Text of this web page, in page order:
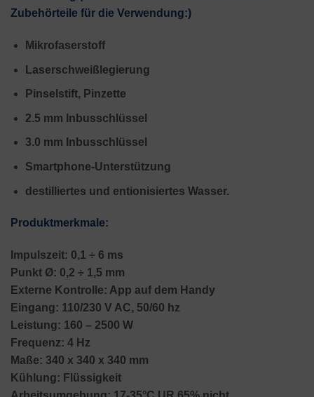
Zubehörteile für die Verwendung:)
Mikrofaserstoff
Laserschweißlegierung
Pinselstift, Pinzette
2.5 mm Inbusschlüssel
3.0 mm Inbusschlüssel
Smartphone-Unterstützung
destilliertes und entionisiertes Wasser.
Produktmerkmale:
Impulszeit: 0,1 ÷ 6 ms
Punkt Ø: 0,2 ÷ 1,5 mm
Externe Kontrolle: App auf dem Handy
Eingang: 110/230 V AC, 50/60 hz
Leistung: 160 – 2500 W
Frequenz: 4 Hz
Maße: 340 x 340 x 340 mm
Kühlung: Flüssigkeit